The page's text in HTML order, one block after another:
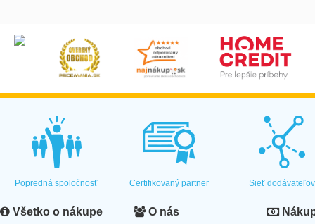
Popredná spoločnosť Certifikovaný partner Sieť dodávateľov
Všetko o nákupe O nás